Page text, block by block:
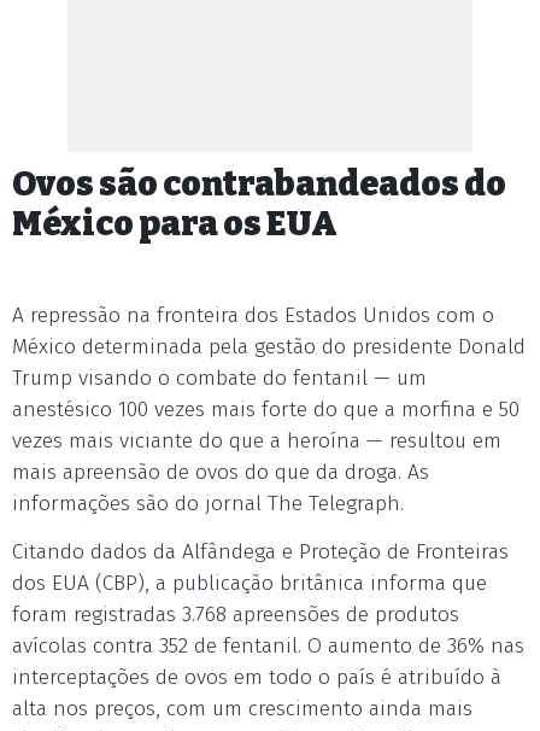
Ovos são contrabandeados do
México para os EUA
A repressão na fronteira dos Estados Unidos com o
México determinada pela gestão do presidente Donald
Trump visando o combate do fentanil — um
anestésico 100 vezes mais forte do que a morfina e 50
vezes mais viciante do que a heroína — resultou em
mais apreensão de ovos do que da droga. As
informações são do jornal The Telegraph.
Citando dados da Alfândega e Proteção de Fronteiras
dos EUA (CBP), a publicação britânica informa que
foram registradas 3.768 apreensões de produtos
avícolas contra 352 de fentanil. O aumento de 36% nas
interceptações de ovos em todo o país é atribuído à
alta nos preços, com um crescimento ainda mais